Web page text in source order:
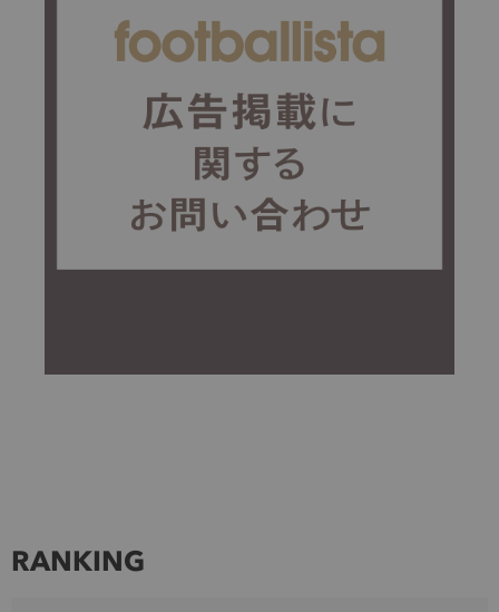
RANKING